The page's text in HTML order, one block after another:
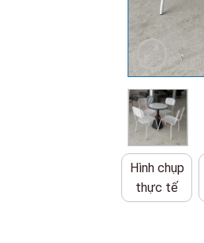
Hình chụp
thực tế